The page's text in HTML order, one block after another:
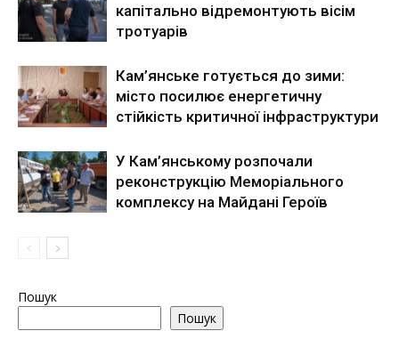
капітально відремонтують вісім
тротуарів
Кам’янське готується до зими:
місто посилює енергетичну
стійкість критичної інфраструктури
У Кам’янському розпочали
реконструкцію Меморіального
комплексу на Майдані Героїв
Пошук
Пошук